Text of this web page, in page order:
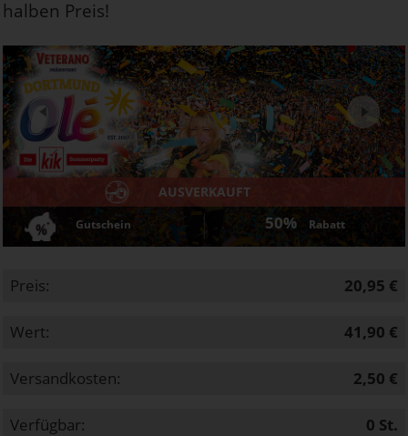
halben Preis!
AUSVERKAUFT
Gutschein 50% Rabatt
Next
Preis: 20,95 €
Wert: 41,90 €
Versandkosten: 2,50 €
Verfügbar: 0 St.